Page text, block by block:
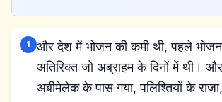
1
और देश में भोजन की कमी थी, पहले
अतिरिक्त जो अब्राहम के दिनों में थी।
अबीमेलेक के पास गया, पलिश्तियों के